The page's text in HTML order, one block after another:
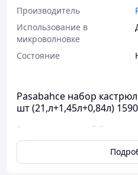
Производитель
Использование в
микроволновке
Состояние
Pasabahce набор
шт (21,л+1,45л+0,84л)
Borcam – турецкий бренд
Благодаря экологичности
незаменимым решением для
здоровьем.